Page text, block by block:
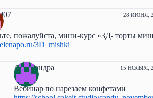
28 ИЮНЯ,
пожалуйста, мини-курс «3Д- торты
3D_mishki
Александра 15 НОЯБРЯ,
Вебинар по нарезаем конфетами